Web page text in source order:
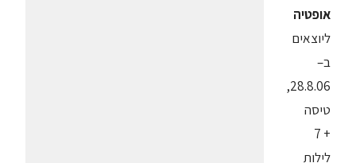
אופטיה
ליוצאים
ב–
28.8.06,
טיסה
+ 7
לילות